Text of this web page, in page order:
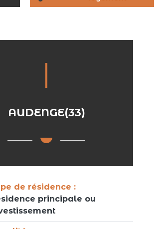
AUDENGE(33)
de résidence :
principale ou